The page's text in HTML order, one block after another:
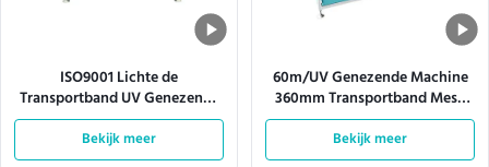
ISO9001 Lichte de
Transportband UV Genezende
Machine 380V 50HZ van de
hittedissipatie
Bekijk meer
60m/UV Genezende Machine
360mm Transportband Mesh
Width van Min Automatic Led
Bekijk meer